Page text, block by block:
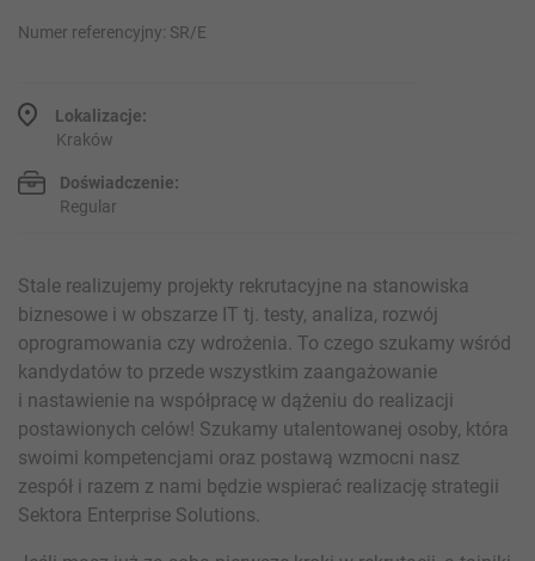
Numer referencyjny: SR/E
Lokalizacje:
Kraków
Doświadczenie:
Regular
Stale realizujemy projekty rekrutacyjne na stanowiska
biznesowe i w obszarze IT tj. testy, analiza, rozwój
oprogramowania czy wdrożenia. To czego szukamy wśród
kandydatów to przede wszystkim zaangażowanie
i nastawienie na współpracę w dążeniu do realizacji
postawionych celów! Szukamy utalentowanej osoby, która
swoimi kompetencjami oraz postawą wzmocni nasz
zespół i razem z nami będzie wspierać realizację strategii
Sektora Enterprise Solutions.